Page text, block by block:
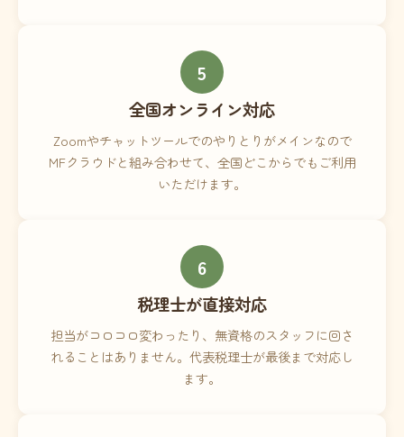
5
全国オンライン対応
Zoomやチャットツールでのやりとりがメインなので
MFクラウドと組み合わせて、全国どこからでもご利用
いただけます。
6
税理士が直接対応
担当がコロコロ変わったり、無資格のスタッフに回さ
れることはありません。代表税理士が最後まで対応し
ます。